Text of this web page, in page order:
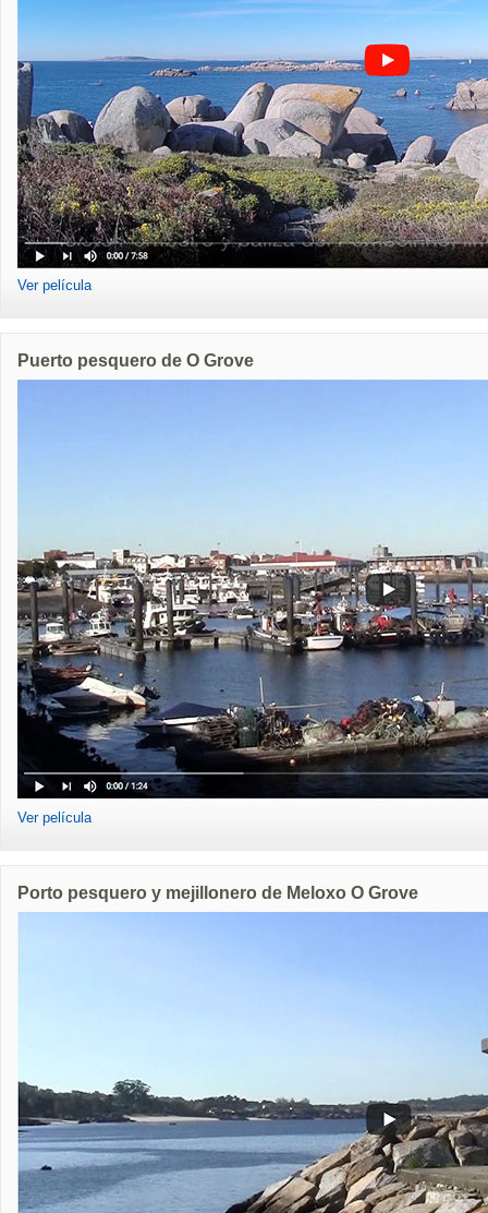
Ver película
Puerto pesquero de O Grove
Ver película
Porto pesquero y mejillonero de Meloxo O Grove